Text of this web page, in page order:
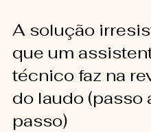
A solução
que um
técnico faz na
do laudo (passo
passo)